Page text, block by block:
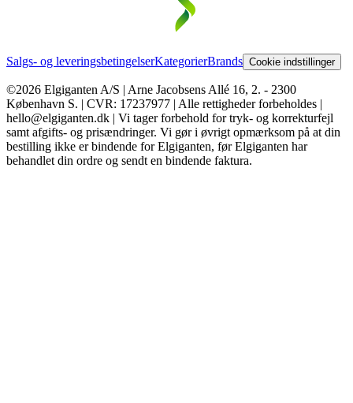
Salgs- og leveringsbetingelserKategorierBrands Cookie indstillinger
©2026 Elgiganten A/S | Arne Jacobsens Allé 16, 2. - 2300
København S. | CVR: 17237977 | Alle rettigheder forbeholdes |
hello@elgiganten.dk | Vi tager forbehold for tryk- og korrekturfejl
samt afgifts- og prisændringer. Vi gør i øvrigt opmærksom på at din
bestilling ikke er bindende for Elgiganten, før Elgiganten har
behandlet din ordre og sendt en bindende faktura.